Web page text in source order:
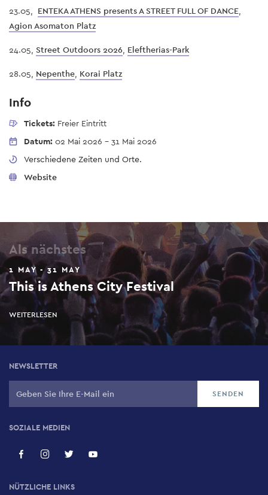
23.05, ENTEKA ATHENS presents A STREET FULL OF DANCE,
Agion Asomaton Platz
24.05, Street Outdoors 2026, Eleftherias-Park
28.05, Nepenthe, Korai Platz
Info
Tickets: Freier Eintritt
Datum: 02 Mai 2026 - 31 Mai 2026
Verschiedene Zeiten und Orte.
Website
Als nächstes
1 MAY - 31 MAY
This is Athens City Festival
WEITERLESEN
NEWSLETTER
SOZIALE MEDIEN
NÜTZLICHE LINKS